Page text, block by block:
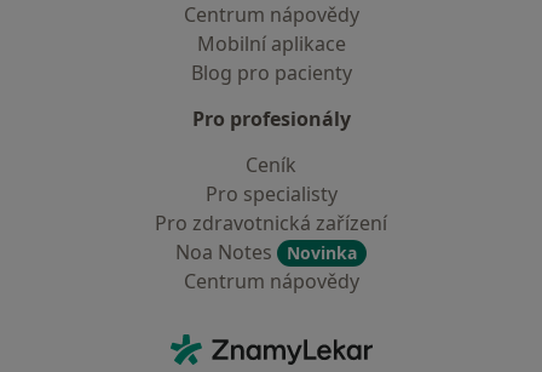
Centrum nápovědy
Mobilní aplikace
Blog pro pacienty
Pro profesionály
Ceník
Pro specialisty
Pro zdravotnická zařízení
Noa Notes
Novinka
Centrum nápovědy
ZnamyLekar - Hlavní stránka